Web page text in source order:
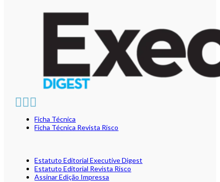
Ficha Técnica
Ficha Técnica Revista Risco
Estatuto Editorial Executive Digest
Estatuto Editorial Revista Risco
Assinar Edição Impressa